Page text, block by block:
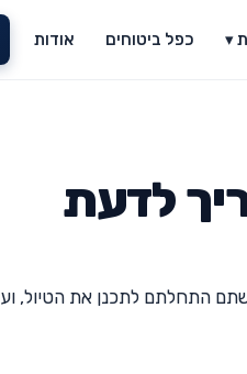
▾ כפל ביטוחים אודות
לדעת
התחלתם לתכנן את הטיול,